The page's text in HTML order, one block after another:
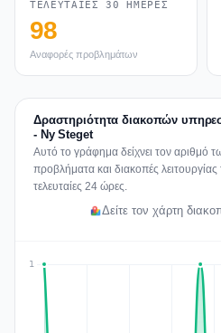
ΤΕΛΕΥΤΑΊΕΣ 30 ΗΜΈΡΕΣ
98
Αναφορές προβλημάτων
Δραστηριότητα διακοπών
- Ny Steget
Αυτό το γράφημα δείχνει τον αριθμό
προβλήματα και διακοπές
τελευταίες 24 ώρες.
Δείτε τον χάρτη